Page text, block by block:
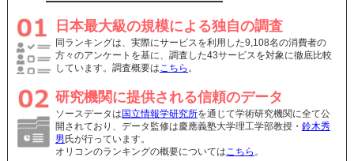
日本最大級の規模による独自の調査
同ランキングは、実際にサービスを利用した9,108名の消費者の
方々のアンケートを基に、調査した43サービスを対象に徹底比較
しています。調査概要はこちら 。
研究機関に提供される信頼のデータ
ソースデータは 国立情報学研究所を通じて学術研究機関に全て公
開されており、データ監修は慶應義塾大学理工学部教授・ 鈴木秀
男 氏が行っています。
オリコンのランキングの概要についてはこちら 。